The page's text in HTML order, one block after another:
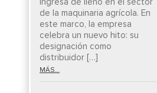
de la maquinaria agrícola. En
este marco, la empresa
celebra un nuevo hito: su
designación como
distribuidor […]
MÁS...